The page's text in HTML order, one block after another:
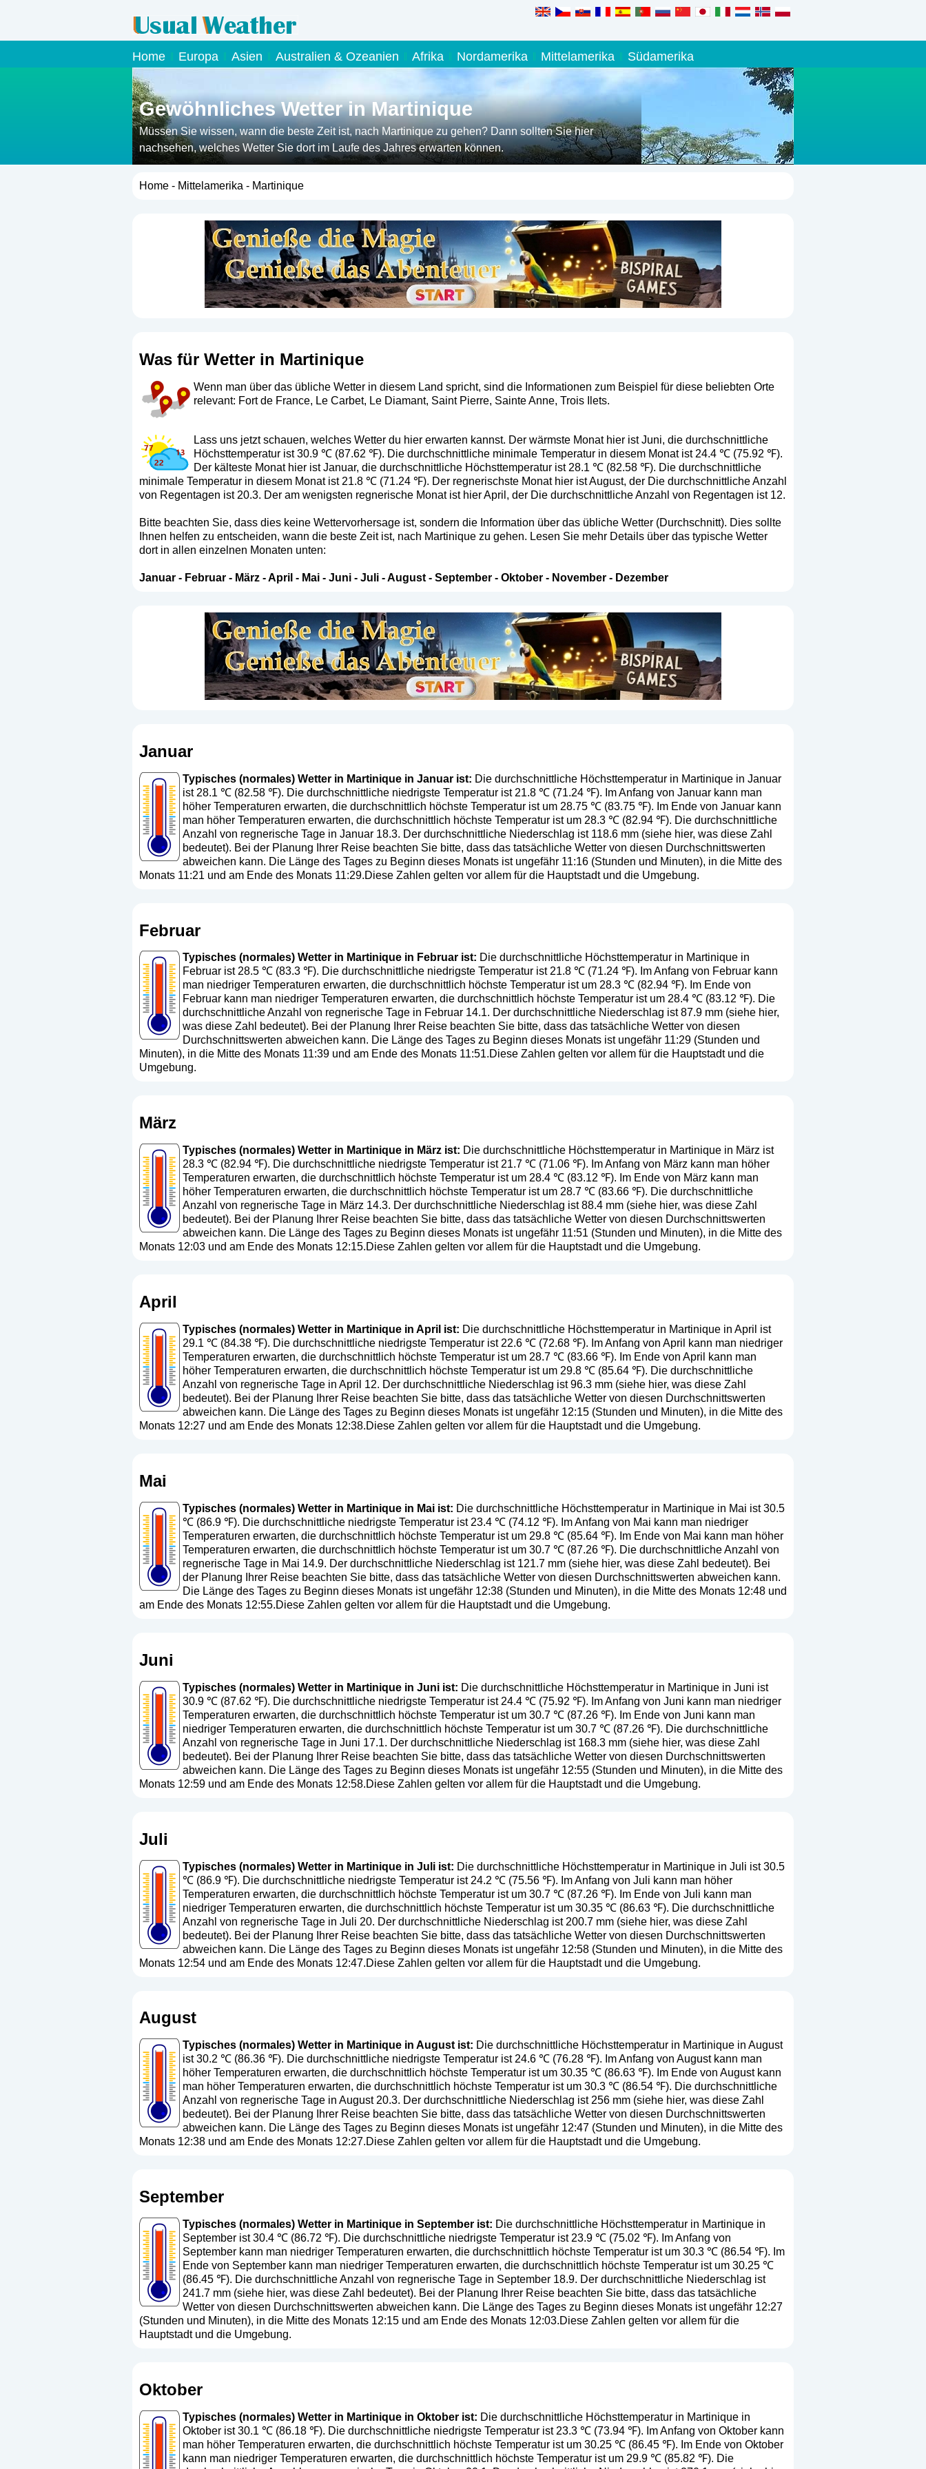
Home Europa Asien Australien & Ozeanien Afrika Nordamerika Mittelamerika Südamerika
Gewöhnliches Wetter in Martinique
Müssen Sie wissen, wann die beste Zeit ist, nach Martinique zu gehen? Dann sollten Sie hier
nachsehen, welches Wetter Sie dort im Laufe des Jahres erwarten können.
Home- Mittelamerika - Martinique
Was für Wetter in Martinique
Wenn man über das übliche Wetter in diesem Land spricht, sind die Informationen zum Beispiel für diese beliebten Orte
relevant: Fort de France, Le Carbet, Le Diamant, Saint Pierre, Sainte Anne, Trois Ilets.
Lass uns jetzt schauen, welches Wetter du hier erwarten kannst. Der wärmste Monat hier ist Juni, die durchschnittliche
Höchsttemperatur ist 30.9 ℃ (87.62 ℉). Die durchschnittliche minimale Temperatur in diesem Monat ist 24.4 ℃ (75.92 ℉).
Der kälteste Monat hier ist Januar, die durchschnittliche Höchsttemperatur ist 28.1 ℃ (82.58 ℉). Die durchschnittliche
minimale Temperatur in diesem Monat ist 21.8 ℃ (71.24 ℉). Der regnerischste Monat hier ist August, der Die durchschnittliche Anzahl
von Regentagen ist 20.3. Der am wenigsten regnerische Monat ist hier April, der Die durchschnittliche Anzahl von Regentagen ist 12.
Bitte beachten Sie, dass dies keine Wettervorhersage ist, sondern die Information über das übliche Wetter (Durchschnitt). Dies sollte
Ihnen helfen zu entscheiden, wann die beste Zeit ist, nach Martinique zu gehen. Lesen Sie mehr Details über das typische Wetter
dort in allen einzelnen Monaten unten:
Januar- Februar- März-April - Mai- Juni- Juli-August- September- Oktober- November- Dezember
Januar
Typisches (normales) Wetter in Martinique in Januar ist: Die durchschnittliche Höchsttemperatur in Martinique in Januar
ist 28.1 ℃ (82.58 ℉). Die durchschnittliche niedrigste Temperatur ist 21.8 ℃ (71.24 ℉). Im Anfang von Januar kann man
höher Temperaturen erwarten, die durchschnittlich höchste Temperatur ist um 28.75 ℃ (83.75 ℉). Im Ende von Januar kann
man höher Temperaturen erwarten, die durchschnittlich höchste Temperatur ist um 28.3 ℃ (82.94 ℉). Die durchschnittliche
Anzahl von regnerische Tage in Januar 18.3. Der durchschnittliche Niederschlag ist 118.6 mm (siehe hier, was diese Zahl
bedeutet). Bei der Planung Ihrer Reise beachten Sie bitte, dass das tatsächliche Wetter von diesen Durchschnittswerten
abweichen kann. Die Länge des Tages zu Beginn dieses Monats ist ungefähr 11:16 (Stunden und Minuten), in die Mitte des
Monats 11:21 und am Ende des Monats 11:29.Diese Zahlen gelten vor allem für die Hauptstadt und die Umgebung.
Februar
Typisches (normales) Wetter in Martinique in Februar ist: Die durchschnittliche Höchsttemperatur in Martinique in
Februar ist 28.5 ℃ (83.3 ℉). Die durchschnittliche niedrigste Temperatur ist 21.8 ℃ (71.24 ℉). Im Anfang von Februar kann
man niedriger Temperaturen erwarten, die durchschnittlich höchste Temperatur ist um 28.3 ℃ (82.94 ℉). Im Ende von
Februar kann man niedriger Temperaturen erwarten, die durchschnittlich höchste Temperatur ist um 28.4 ℃ (83.12 ℉). Die
durchschnittliche Anzahl von regnerische Tage in Februar 14.1. Der durchschnittliche Niederschlag ist 87.9 mm (siehe hier,
was diese Zahl bedeutet). Bei der Planung Ihrer Reise beachten Sie bitte, dass das tatsächliche Wetter von diesen
Durchschnittswerten abweichen kann. Die Länge des Tages zu Beginn dieses Monats ist ungefähr 11:29 (Stunden und
Minuten), in die Mitte des Monats 11:39 und am Ende des Monats 11:51.Diese Zahlen gelten vor allem für die Hauptstadt und die
Umgebung.
März
Typisches (normales) Wetter in Martinique in März ist: Die durchschnittliche Höchsttemperatur in Martinique in März ist
28.3 ℃ (82.94 ℉). Die durchschnittliche niedrigste Temperatur ist 21.7 ℃ (71.06 ℉). Im Anfang von März kann man höher
Temperaturen erwarten, die durchschnittlich höchste Temperatur ist um 28.4 ℃ (83.12 ℉). Im Ende von März kann man
höher Temperaturen erwarten, die durchschnittlich höchste Temperatur ist um 28.7 ℃ (83.66 ℉). Die durchschnittliche
Anzahl von regnerische Tage in März 14.3. Der durchschnittliche Niederschlag ist 88.4 mm (siehe hier, was diese Zahl
bedeutet). Bei der Planung Ihrer Reise beachten Sie bitte, dass das tatsächliche Wetter von diesen Durchschnittswerten
abweichen kann. Die Länge des Tages zu Beginn dieses Monats ist ungefähr 11:51 (Stunden und Minuten), in die Mitte des
Monats 12:03 und am Ende des Monats 12:15.Diese Zahlen gelten vor allem für die Hauptstadt und die Umgebung.
April
Typisches (normales) Wetter in Martinique in April ist: Die durchschnittliche Höchsttemperatur in Martinique in April ist
29.1 ℃ (84.38 ℉). Die durchschnittliche niedrigste Temperatur ist 22.6 ℃ (72.68 ℉). Im Anfang von April kann man niedriger
Temperaturen erwarten, die durchschnittlich höchste Temperatur ist um 28.7 ℃ (83.66 ℉). Im Ende von April kann man
höher Temperaturen erwarten, die durchschnittlich höchste Temperatur ist um 29.8 ℃ (85.64 ℉). Die durchschnittliche
Anzahl von regnerische Tage in April 12. Der durchschnittliche Niederschlag ist 96.3 mm (siehe hier, was diese Zahl
bedeutet). Bei der Planung Ihrer Reise beachten Sie bitte, dass das tatsächliche Wetter von diesen Durchschnittswerten
abweichen kann. Die Länge des Tages zu Beginn dieses Monats ist ungefähr 12:15 (Stunden und Minuten), in die Mitte des
Monats 12:27 und am Ende des Monats 12:38.Diese Zahlen gelten vor allem für die Hauptstadt und die Umgebung.
Mai
Typisches (normales) Wetter in Martinique in Mai ist: Die durchschnittliche Höchsttemperatur in Martinique in Mai ist 30.5
℃ (86.9 ℉). Die durchschnittliche niedrigste Temperatur ist 23.4 ℃ (74.12 ℉). Im Anfang von Mai kann man niedriger
Temperaturen erwarten, die durchschnittlich höchste Temperatur ist um 29.8 ℃ (85.64 ℉). Im Ende von Mai kann man höher
Temperaturen erwarten, die durchschnittlich höchste Temperatur ist um 30.7 ℃ (87.26 ℉). Die durchschnittliche Anzahl von
regnerische Tage in Mai 14.9. Der durchschnittliche Niederschlag ist 121.7 mm (siehe hier, was diese Zahl bedeutet). Bei
der Planung Ihrer Reise beachten Sie bitte, dass das tatsächliche Wetter von diesen Durchschnittswerten abweichen kann.
Die Länge des Tages zu Beginn dieses Monats ist ungefähr 12:38 (Stunden und Minuten), in die Mitte des Monats 12:48 und
am Ende des Monats 12:55.Diese Zahlen gelten vor allem für die Hauptstadt und die Umgebung.
Juni
Typisches (normales) Wetter in Martinique in Juni ist: Die durchschnittliche Höchsttemperatur in Martinique in Juni ist
30.9 ℃ (87.62 ℉). Die durchschnittliche niedrigste Temperatur ist 24.4 ℃ (75.92 ℉). Im Anfang von Juni kann man niedriger
Temperaturen erwarten, die durchschnittlich höchste Temperatur ist um 30.7 ℃ (87.26 ℉). Im Ende von Juni kann man
niedriger Temperaturen erwarten, die durchschnittlich höchste Temperatur ist um 30.7 ℃ (87.26 ℉). Die durchschnittliche
Anzahl von regnerische Tage in Juni 17.1. Der durchschnittliche Niederschlag ist 168.3 mm (siehe hier, was diese Zahl
bedeutet). Bei der Planung Ihrer Reise beachten Sie bitte, dass das tatsächliche Wetter von diesen Durchschnittswerten
abweichen kann. Die Länge des Tages zu Beginn dieses Monats ist ungefähr 12:55 (Stunden und Minuten), in die Mitte des
Monats 12:59 und am Ende des Monats 12:58.Diese Zahlen gelten vor allem für die Hauptstadt und die Umgebung.
Juli
Typisches (normales) Wetter in Martinique in Juli ist: Die durchschnittliche Höchsttemperatur in Martinique in Juli ist 30.5
℃ (86.9 ℉). Die durchschnittliche niedrigste Temperatur ist 24.2 ℃ (75.56 ℉). Im Anfang von Juli kann man höher
Temperaturen erwarten, die durchschnittlich höchste Temperatur ist um 30.7 ℃ (87.26 ℉). Im Ende von Juli kann man
niedriger Temperaturen erwarten, die durchschnittlich höchste Temperatur ist um 30.35 ℃ (86.63 ℉). Die durchschnittliche
Anzahl von regnerische Tage in Juli 20. Der durchschnittliche Niederschlag ist 200.7 mm (siehe hier, was diese Zahl
bedeutet). Bei der Planung Ihrer Reise beachten Sie bitte, dass das tatsächliche Wetter von diesen Durchschnittswerten
abweichen kann. Die Länge des Tages zu Beginn dieses Monats ist ungefähr 12:58 (Stunden und Minuten), in die Mitte des
Monats 12:54 und am Ende des Monats 12:47.Diese Zahlen gelten vor allem für die Hauptstadt und die Umgebung.
August
Typisches (normales) Wetter in Martinique in August ist: Die durchschnittliche Höchsttemperatur in Martinique in August
ist 30.2 ℃ (86.36 ℉). Die durchschnittliche niedrigste Temperatur ist 24.6 ℃ (76.28 ℉). Im Anfang von August kann man
höher Temperaturen erwarten, die durchschnittlich höchste Temperatur ist um 30.35 ℃ (86.63 ℉). Im Ende von August kann
man höher Temperaturen erwarten, die durchschnittlich höchste Temperatur ist um 30.3 ℃ (86.54 ℉). Die durchschnittliche
Anzahl von regnerische Tage in August 20.3. Der durchschnittliche Niederschlag ist 256 mm (siehe hier, was diese Zahl
bedeutet). Bei der Planung Ihrer Reise beachten Sie bitte, dass das tatsächliche Wetter von diesen Durchschnittswerten
abweichen kann. Die Länge des Tages zu Beginn dieses Monats ist ungefähr 12:47 (Stunden und Minuten), in die Mitte des
Monats 12:38 und am Ende des Monats 12:27.Diese Zahlen gelten vor allem für die Hauptstadt und die Umgebung.
September
Typisches (normales) Wetter in Martinique in September ist: Die durchschnittliche Höchsttemperatur in Martinique in
September ist 30.4 ℃ (86.72 ℉). Die durchschnittliche niedrigste Temperatur ist 23.9 ℃ (75.02 ℉). Im Anfang von
September kann man niedriger Temperaturen erwarten, die durchschnittlich höchste Temperatur ist um 30.3 ℃ (86.54 ℉). Im
Ende von September kann man niedriger Temperaturen erwarten, die durchschnittlich höchste Temperatur ist um 30.25 ℃
(86.45 ℉). Die durchschnittliche Anzahl von regnerische Tage in September 18.9. Der durchschnittliche Niederschlag ist
241.7 mm (siehe hier, was diese Zahl bedeutet). Bei der Planung Ihrer Reise beachten Sie bitte, dass das tatsächliche
Wetter von diesen Durchschnittswerten abweichen kann. Die Länge des Tages zu Beginn dieses Monats ist ungefähr 12:27
(Stunden und Minuten), in die Mitte des Monats 12:15 und am Ende des Monats 12:03.Diese Zahlen gelten vor allem für die
Hauptstadt und die Umgebung.
Oktober
Typisches (normales) Wetter in Martinique in Oktober ist: Die durchschnittliche Höchsttemperatur in Martinique in
Oktober ist 30.1 ℃ (86.18 ℉). Die durchschnittliche niedrigste Temperatur ist 23.3 ℃ (73.94 ℉). Im Anfang von Oktober kann
man höher Temperaturen erwarten, die durchschnittlich höchste Temperatur ist um 30.25 ℃ (86.45 ℉). Im Ende von Oktober
kann man niedriger Temperaturen erwarten, die durchschnittlich höchste Temperatur ist um 29.9 ℃ (85.82 ℉). Die